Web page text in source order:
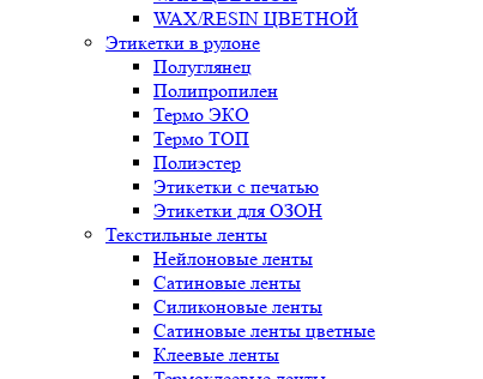
WAX/RESIN ЦВЕТНОЙ
Этикетки в рулоне
Полуглянец
Полипропилен
Термо ЭКО
Термо ТОП
Полиэстер
Этикетки с печатью
Этикетки для ОЗОН
Текстильные ленты
Нейлоновые ленты
Сатиновые ленты
Силиконовые ленты
Сатиновые ленты цветные
Клеевые ленты